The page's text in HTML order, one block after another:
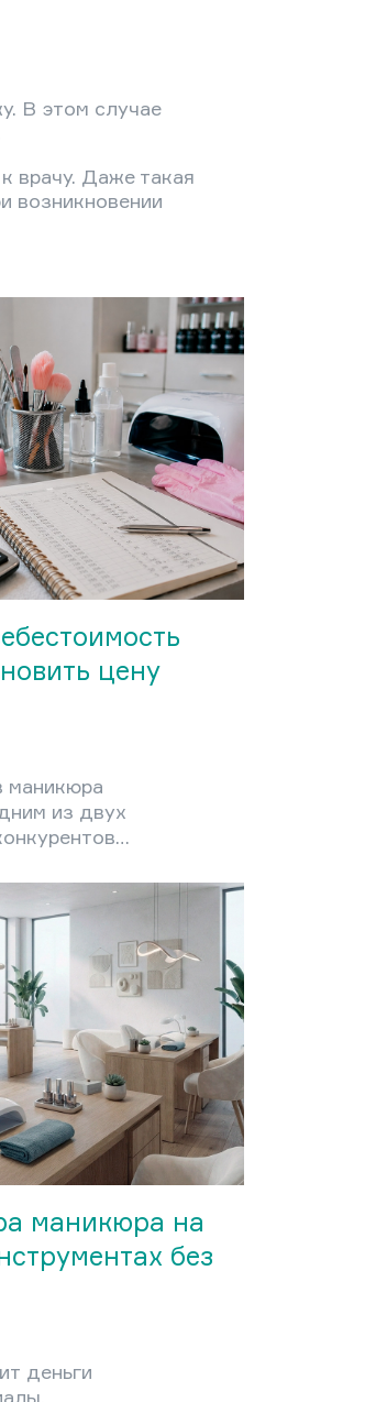
В этом случае
врачу. Даже такая
возникновении
цену
маникюра
из двух
кажется
Между
в
этой статье
маникюра на
без
деньги